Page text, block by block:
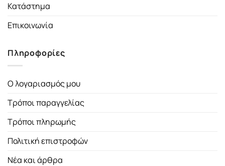
Κατάστημα
Επικοινωνία
Πληροφορίες
Ο λογαριασμός μου
Τρόποι παραγγελίας
Τρόποι πληρωμής
Πολιτική επιστροφών
Νέα και άρθρα